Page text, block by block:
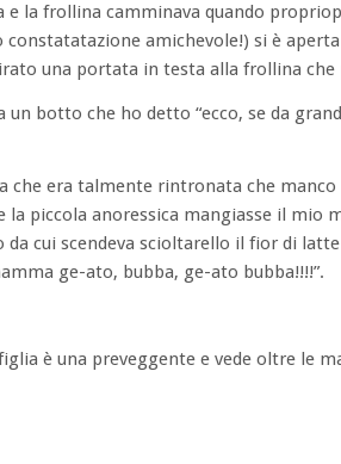
e la frollina camminava quando
amichevole!) si è
una portata in testa alla frollina che
botto che ho detto “ecco, se da
che era talmente rintronata che
piccola anoressica mangiasse il mio
cui scendeva scioltarello il fior di
ge-ato, bubba, ge-ato bubba!!!!”.
è una preveggente e vede oltre le